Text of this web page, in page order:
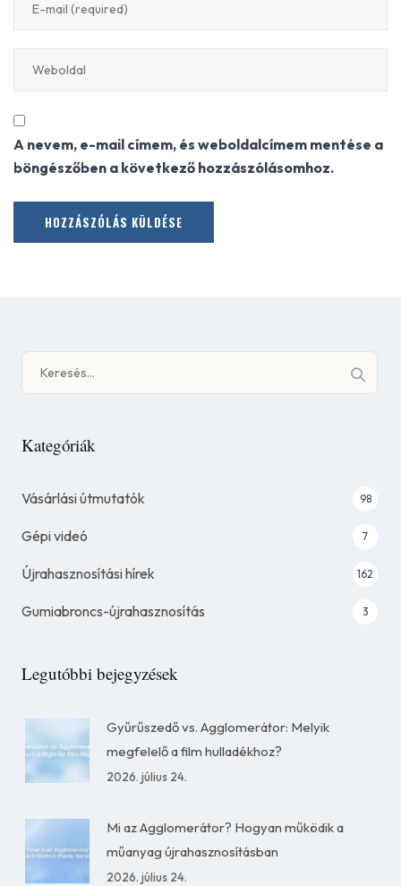
A nevem, e-mail címem, és weboldalcímem mentése a
böngészőben a következő hozzászólásomhoz.
Kategóriák
Vásárlási útmutatók 98
Gépi videó 7
Újrahasznosítási hírek 162
Gumiabroncs-újrahasznosítás 3
Legutóbbi bejegyzések
Gyűrűszedő vs. Agglomerátor: Melyik
megfelelő a film hulladékhoz?
2026. július 24.
Mi az Agglomerátor? Hogyan működik a
műanyag újrahasznosításban
2026. július 24.